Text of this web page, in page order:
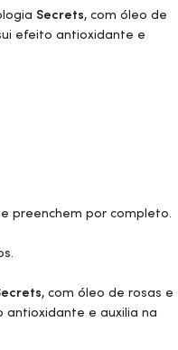
Secrets, com óleo de
efeito antioxidante e
preenchem por completo.
, com óleo de rosas e
antioxidante e auxilia na